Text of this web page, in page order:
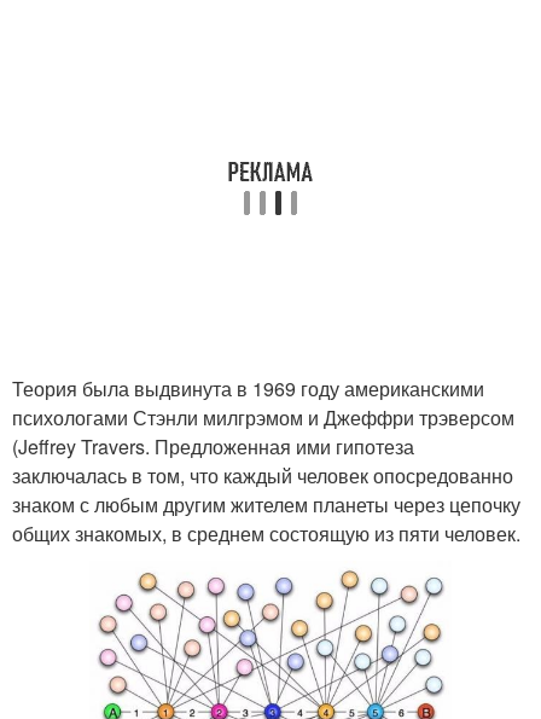
Теория была выдвинута в 1969 году американскими
психологами Стэнли милгрэмом и Джеффри трэверсом
(Jeffrey Travers. Предложенная ими гипотеза
заключалась в том, что каждый человек опосредованно
знаком с любым другим жителем планеты через цепочку
общих знакомых, в среднем состоящую из пяти человек.